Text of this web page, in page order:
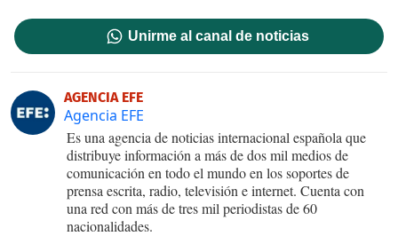
Unirme al canal de noticias
AGENCIA EFE
Agencia EFE
Es una agencia de noticias internacional española que
distribuye información a más de dos mil medios de
comunicación en todo el mundo en los soportes de
prensa escrita, radio, televisión e internet. Cuenta con
una red con más de tres mil periodistas de 60
nacionalidades.